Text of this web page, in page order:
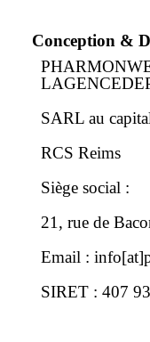
Conception &
SARL au
RCS Reims
Siège social :
21, rue de
Email :
SIRET : 407